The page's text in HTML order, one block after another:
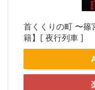
首くくりの町 〜
籍】[ 夜行列車 ]